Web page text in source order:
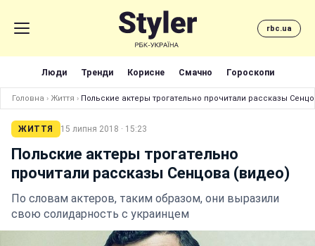
rbc.ua
Люди Тренди Корисне Смачно Гороскопи
Головна › Життя › Польские актеры трогательно прочитали рассказы
ЖИТТЯ 15 липня 2018 · 15:23
Польские актеры трогательно
прочитали рассказы Сенцова (видео)
По словам актеров, таким образом, они выразили
свою солидарность с украинцем